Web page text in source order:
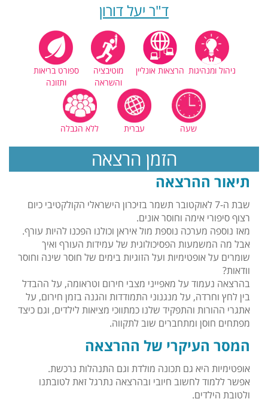
ד"ר יעל דורון
ניהול ומנהיגות הרצאות אונליין
מוטיבציה
והשראה
ספורט בריאות
ותזונה
שעה עברית ללא הגבלה
הזמן הרצאה
תיאור ההרצאה
שבת ה-7 לאוקטובר תשמר בזיכרון הישראלי הקולקטיבי כיום
רצוף סיפורי אימה וחוסר אונים.
מאז נוספה מערכה נוספת מול איראן וכולנו הפכנו להיות עורף.
אבל מה המשמעות הפסיכולוגית של עמידות העורף ואיך
שומרים על אופטימיות ועל הזוגיות בימים של חוסר שינה וחוסר
וודאות?
בהרצאה נעמוד על מאפייני מצבי חירום וטראומה, על ההבדל
בין לחץ וחרדה, על מנגנוני התמודדות והגנה בזמן חירום, על
אתגרי ההורות והתפקיד שלנו כמתווכי מציאות לילדים, וגם כיצד
מפתחים חוסן ומתחברים שוב לתקווה.
המסר העיקרי של ההרצאה
אופטימיות היא גם תכונה מולדת וגם התנהלות נרכשת.
אפשר ללמוד לחשוב חיובי ובהרצאה נתרגל זאת לטובתנו
ולטובת הילדים.